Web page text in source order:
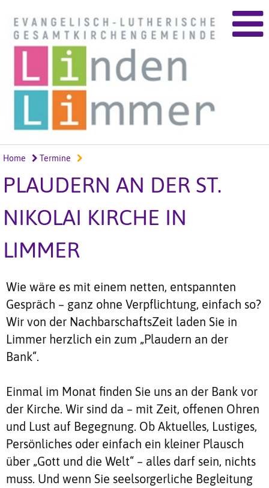
Home Termine
PLAUDERN AN DER ST.
NIKOLAI KIRCHE IN
LIMMER
Wie wäre es mit einem netten, entspannten
Gespräch – ganz ohne Verpflichtung, einfach so?
Wir von der NachbarschaftsZeit laden Sie in
Limmer herzlich ein zum „Plaudern an der
Bank“.
Einmal im Monat finden Sie uns an der Bank vor
der Kirche. Wir sind da – mit Zeit, offenen Ohren
und Lust auf Begegnung. Ob Aktuelles, Lustiges,
Persönliches oder einfach ein kleiner Plausch
über „Gott und die Welt“ – alles darf sein, nichts
muss. Und wenn Sie seelsorgerliche Begleitung